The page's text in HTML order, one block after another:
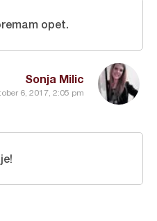
Sonja Milic
6, 2017, 2:05 pm
opet.